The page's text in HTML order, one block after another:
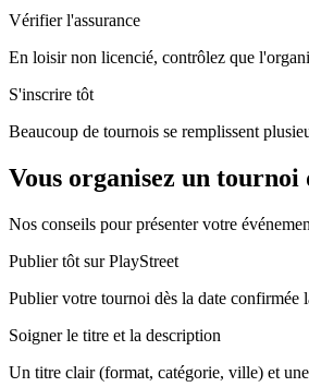
Vérifier l'assurance
En loisir non licencié, contrôlez que
S'inscrire tôt
Beaucoup de tournois se remplissent
Vous organisez un
Nos conseils pour présenter votre
Publier tôt sur PlayStreet
Publier votre tournoi dès la date confirmée
Soigner le titre et la description
Un titre clair (format, catégorie, ville) et